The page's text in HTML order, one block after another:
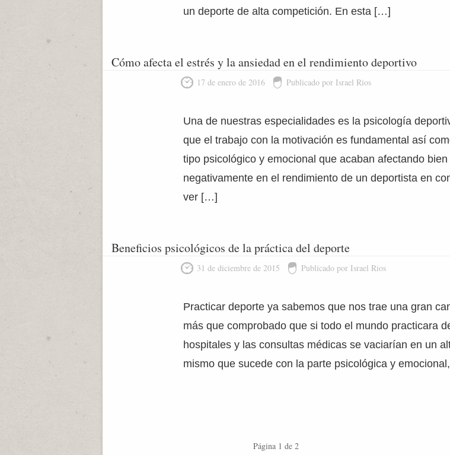
un deporte de alta competición. En esta […]
Cómo afecta el estrés y la ansiedad en el rendimiento deportivo
17 de enero de 2016 Publicado por Israel Rios
Una de nuestras especialidades es la psicología
que el trabajo con la motivación es fundamental así
tipo psicológico y emocional que acaban afectando
negativamente en el rendimiento de un deportista en
ver […]
Beneficios psicológicos de la práctica del deporte
31 de diciembre de 2015 Publicado por Israel Rios
Practicar deporte ya sabemos que nos trae una gran
más que comprobado que si todo el mundo practicara
hospitales y las consultas médicas se vaciarían en un
mismo que sucede con la parte psicológica y
Página 1 de 2